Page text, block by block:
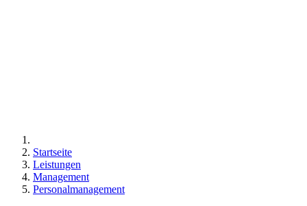
Startseite
Leistungen
Management
Personalmanagement